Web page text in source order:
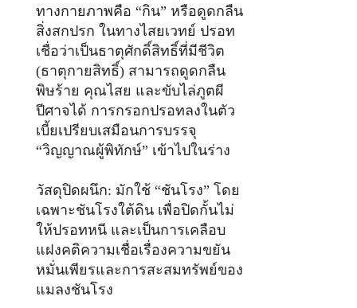
ทางกายภาพคือ “กิน” หรือดูดกลืน
สิ่งสกปรก ในทางไสยเวทย์ ปรอท
เชื่อว่าเป็นธาตุศักดิ์สิทธิ์ที่มีชีวิต
(ธาตุกายสิทธิ์) สามารถดูดกลืน
พิษร้าย คุณไสย และขับไล่ภูตผี
ปีศาจได้ การกรอกปรอทลงในตัว
เบี้ยเปรียบเสมือนการบรรจุ
“วิญญาณผู้พิทักษ์” เข้าไปในร่าง
วัสดุปิดผนึก: มักใช้ “ชันโรง” โดย
เฉพาะชันโรงใต้ดิน เพื่อปิดกั้นไม่
ให้ปรอทหนี และเป็นการเคลือบ
แฝงคติความเชื่อเรื่องความขยัน
หมั่นเพียรและการสะสมทรัพย์ของ
แมลงชันโรง